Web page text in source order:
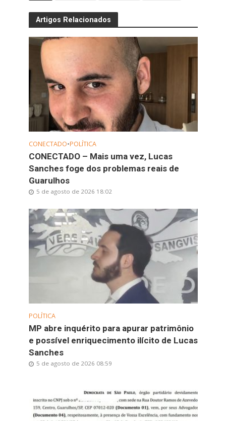
Artigos Relacionados
CONECTADO•POLÍTICA
CONECTADO – Mais uma vez, Lucas
Sanches foge dos problemas reais de
Guarulhos
5 de agosto de 2026 18:02
POLÍTICA
MP abre inquérito para apurar patrimônio
e possível enriquecimento ilícito de Lucas
Sanches
5 de agosto de 2026 08:59